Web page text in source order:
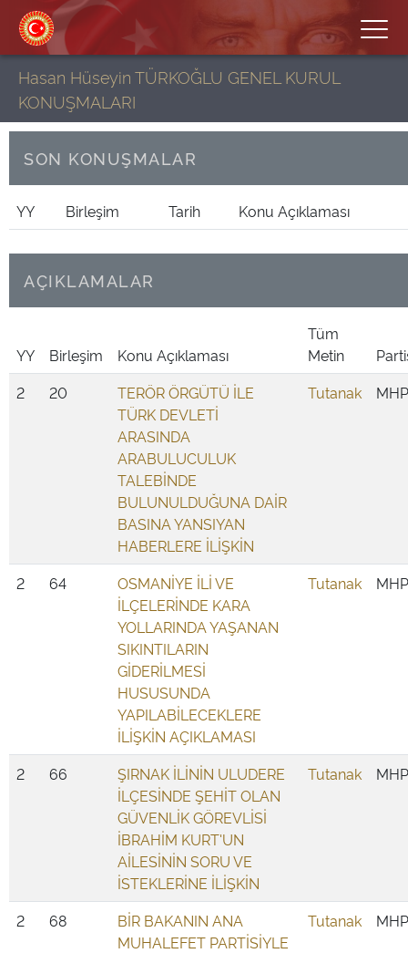
Hasan Hüseyin TÜRKOĞLU GENEL KURUL
KONUŞMALARI
SON KONUŞMALAR
YY Birleşim Tarih Konu Açıklaması
AÇIKLAMALAR
YY Birleşim Konu Açıklaması
Tüm
Metin
2
20
TERÖR ÖRGÜTÜ İLE
TÜRK DEVLETİ
ARASINDA
ARABULUCULUK
TALEBİNDE
BULUNULDUĞUNA DAİR
BASINA YANSIYAN
HABERLERE İLİŞKİN
Tutanak MHP
2 64
OSMANİYE İLİ VE
İLÇELERİNDE KARA
YOLLARINDA YAŞANAN
SIKINTILARIN
GİDERİLMESİ
HUSUSUNDA
YAPILABİLECEKLERE
İLİŞKİN AÇIKLAMASI
Tutanak MHP
2 66
ŞIRNAK İLİNİN ULUDERE
İLÇESİNDE ŞEHİT OLAN
GÜVENLİK GÖREVLİSİ
İBRAHİM KURT'UN
AİLESİNİN SORU VE
İSTEKLERİNE İLİŞKİN
Tutanak MHP
2 68
BİR BAKANIN ANA
MUHALEFET PARTİSİYLE
Tutanak MHP